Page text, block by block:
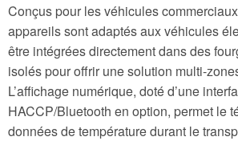
Conçus pour les véhicules
appareils sont adaptés aux véhicules
être intégrées directement dans des
isolés pour offrir une solution multi-
L’affichage numérique, doté d’une
HACCP/Bluetooth en option, permet le
données de température durant le